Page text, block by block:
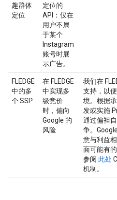
趣群体
定位
定位的
API：仅在
用户不属
于某个
Instagram
账号时展
示广告。
FLEDGE
中的多
个 SSP
在 FLEDGE
中实现多
级竞价
时，偏向
Google 的
风险
我们在
支持，以
境。根据
发或实施
通过偏袒
争。
意与利益
面可能有
参阅 此处
机制。